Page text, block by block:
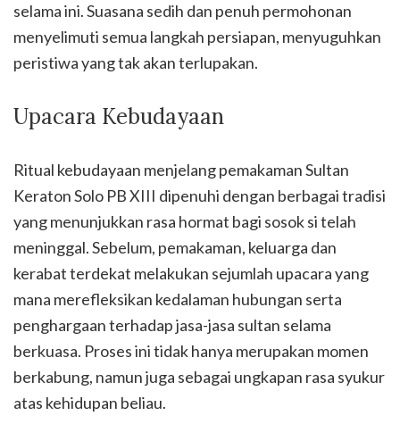
selama ini. Suasana sedih dan penuh permohonan
menyelimuti semua langkah persiapan, menyuguhkan
peristiwa yang tak akan terlupakan.
Upacara Kebudayaan
Ritual kebudayaan menjelang pemakaman Sultan
Keraton Solo PB XIII dipenuhi dengan berbagai tradisi
yang menunjukkan rasa hormat bagi sosok si telah
meninggal. Sebelum, pemakaman, keluarga dan
kerabat terdekat melakukan sejumlah upacara yang
mana merefleksikan kedalaman hubungan serta
penghargaan terhadap jasa-jasa sultan selama
berkuasa. Proses ini tidak hanya merupakan momen
berkabung, namun juga sebagai ungkapan rasa syukur
atas kehidupan beliau.